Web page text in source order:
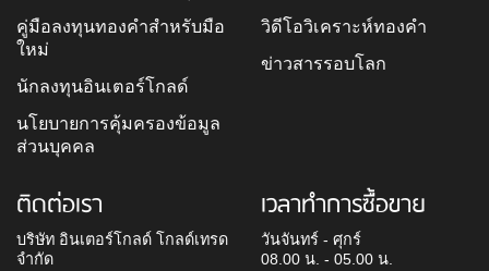
คู่มือลงทุนทองคำสำหรับมือ
ใหม่
นักลงทุนอินเตอร์โกลด์
นโยบายการคุ้มครองข้อมูล
ส่วนบุคคล
วิดีโอวิเคราะห์ทองคำ
ข่าวสารรอบโลก
ติดต่อเรา
บริษัท อินเตอร์โกลด์ โกลด์เทรด
จำกัด
เวลาทำการซื้อขาย
วันจันทร์ - ศุกร์
08.00 น. - 05.00 น.